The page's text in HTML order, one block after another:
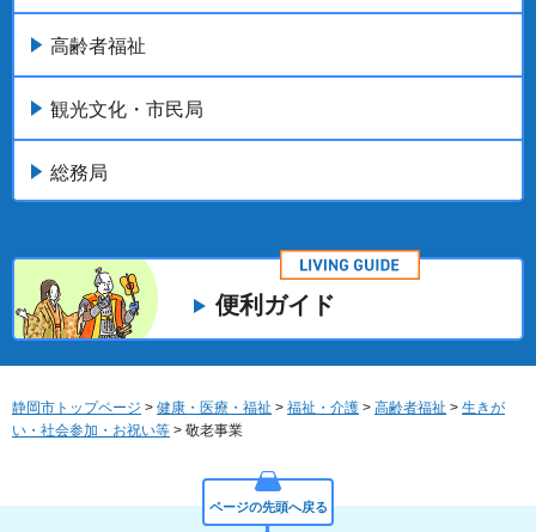
高齢者福祉
観光文化・市民局
総務局
便利ガイド
静岡市トップページ > 健康・医療・福祉 > 福祉・介護 > 高齢者福祉 > 生きが
い・社会参加・お祝い等 > 敬老事業
ページの先頭へ戻る